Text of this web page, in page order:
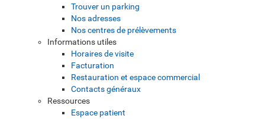
Trouver un parking
Nos adresses
Nos centres de prélèvements
Informations utiles
Horaires de visite
Facturation
Restauration et espace commercial
Contacts généraux
Ressources
Espace patient